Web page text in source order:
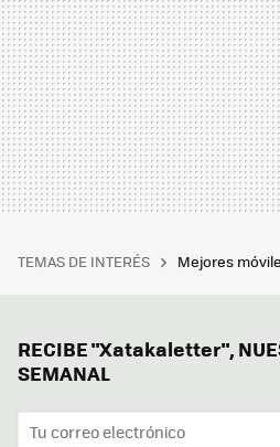
TEMAS DE INTERÉS Mejores
RECIBE "Xatakaletter",
SEMANAL